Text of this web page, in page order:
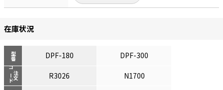
在庫状況
型番
注文
コード
DPF-180 DPF-300
R3026
N1700